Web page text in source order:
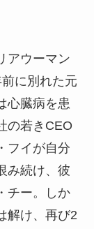
アウーマン
に別れた元
心臓病を患
の若きCEO
フイが自分
み続け、彼
チー。しか
解け、再び2